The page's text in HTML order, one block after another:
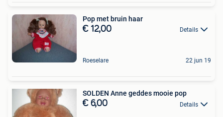
Pop met bruin haar
€ 12,00 Details
Roeselare 22 jun 19
SOLDEN Anne geddes mooie pop
€ 6,00 Details